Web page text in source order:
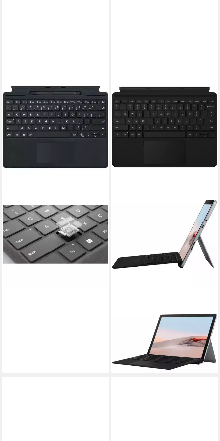
Keyboard mit Slim Pen,
Tastatur
ab 261,85 €
13,01 €mtl. in 24 Raten
lieferbar - in 5-6 Werktagen bei dir
Tastatur - schwarz Tablet-
mtl. in 12 Raten
lieferbar - in 5-6 Werktagen bei dir